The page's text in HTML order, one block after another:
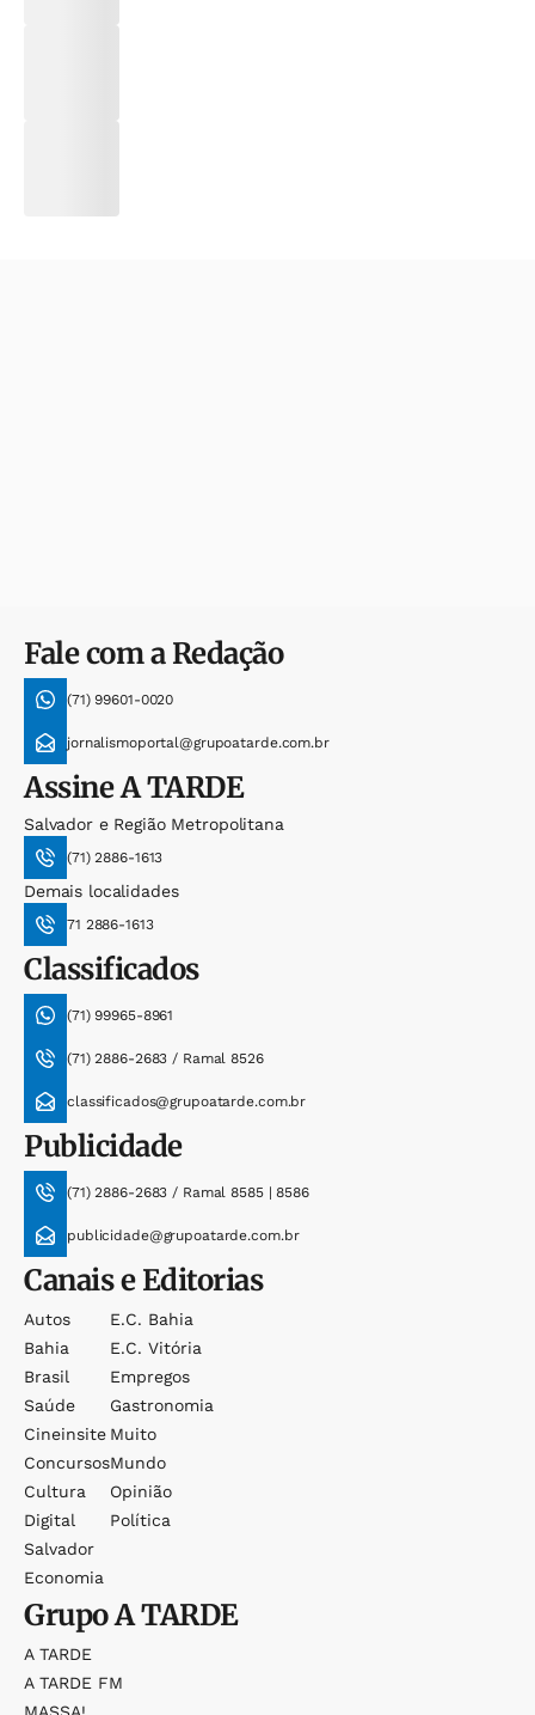
Fale com a Redação
(71) 99601-0020
jornalismoportal@grupoatarde.com.br
AssineA TARDE
Salvador e Região Metropolitana
(71) 2886-1613
Demais localidades
71 2886-1613
Classificados
(71) 99965-8961
(71) 2886-2683 / Ramal 8526
classificados@grupoatarde.com.br
Publicidade
(71) 2886-2683 / Ramal 8585 | 8586
publicidade@grupoatarde.com.br
Canais e Editorias
Autos
Bahia
Brasil
Saúde
Cineinsite
Concursos
Cultura
Digital
Salvador
Economia
E.c. Bahia
E.c. Vitória
Empregos
Gastronomia
Muito
Mundo
Opinião
Política
GrupoA TARDE
A TARDE
A TARDE FM